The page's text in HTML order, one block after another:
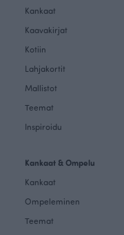
Kankaat
Kaavakirjat
Kotiin
Lahjakortit
Mallistot
Teemat
Inspiroidu
Kankaat & Ompelu
Kankaat
Ompeleminen
Teemat